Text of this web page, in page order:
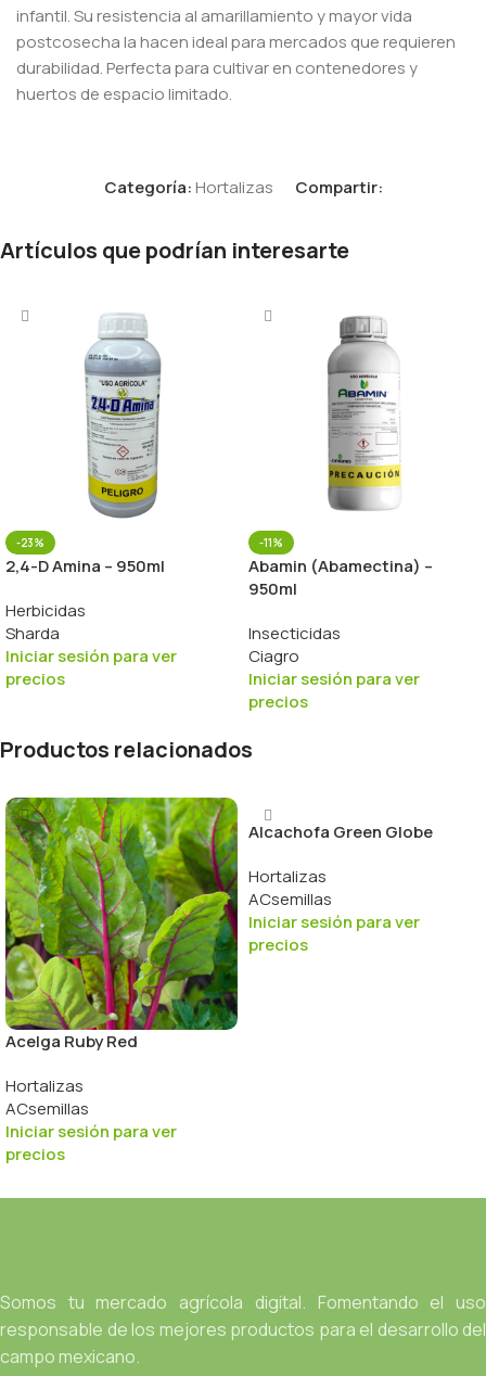
infantil. Su resistencia al amarillamiento y mayor vida
postcosecha la hacen ideal para mercados que requieren
durabilidad. Perfecta para cultivar en contenedores y
huertos de espacio limitado.
Categoría:Hortalizas Compartir:
Artículos que podrían interesarte
-23%
2,4-D Amina – 950ml
Herbicidas
Sharda
Iniciar sesión para ver
precios
-11%
Abamin (Abamectina) –
950ml
Insecticidas
Ciagro
Iniciar sesión para ver
precios
Productos relacionados
Acelga Ruby Red
Hortalizas
ACsemillas
Iniciar sesión para ver
precios
Alcachofa Green Globe
Hortalizas
ACsemillas
Iniciar sesión para ver
precios
Somos tu mercado agrícola digital. Fomentando el uso
responsable de los mejores productos para el desarrollo del
campo mexicano.